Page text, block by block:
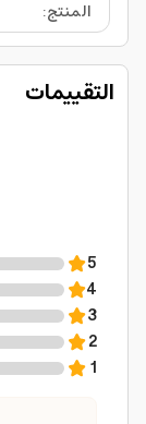
المنتج:
التقييمات
5
4
3
2
1